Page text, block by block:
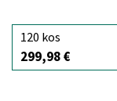
120 kos
299,98 €